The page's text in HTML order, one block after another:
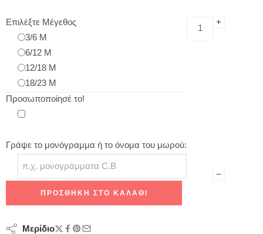
Επιλέξτε Μέγεθος
3/6 M
6/12 M
12/18 M
18/23 M
Προσωποποίησέ το!
Γράψε το μονόγραμμα ή το όνομα του μωρού:
ΠΡΟΣΘΉΚΗ ΣΤΟ ΚΑΛΆΘΙ
Μερίδιο